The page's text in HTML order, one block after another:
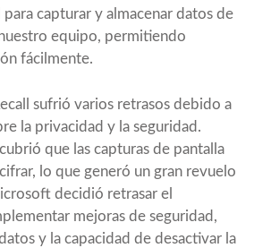
capturar y almacenar datos de
equipo, permitiendo
fácilmente.
sufrió varios retrasos debido a
la privacidad y la seguridad.
que las capturas de pantalla
lo que generó un gran revuelo
decidió retrasar el
mejoras de seguridad,
y la capacidad de desactivar la